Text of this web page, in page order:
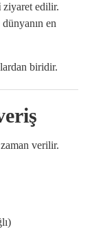
ziyaret edilir.
en
biridir.
verilir.